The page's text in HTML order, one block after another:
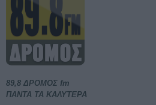
89,8 ΔΡΟΜΟΣ fm
ΠΑΝΤΑ ΤΑ ΚΑΛΥΤΕΡΑ